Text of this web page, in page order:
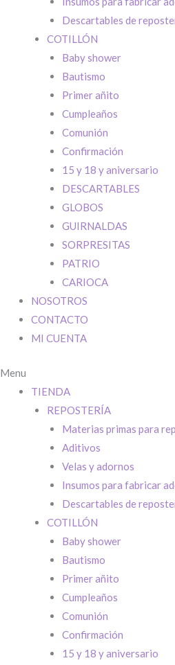
Descartables de
COTILLÓN
Baby shower
Bautismo
Primer añito
Cumpleaños
Comunión
Confirmación
15 y 18 y aniversario
DESCARTABLES
GLOBOS
GUIRNALDAS
SORPRESITAS
PATRIO
CARIOCA
NOSOTROS
CONTACTO
MI CUENTA
Menu
TIENDA
REPOSTERÍA
Materias primas para
Aditivos
Velas y adornos
Insumos para fabricar
Descartables de
COTILLÓN
Baby shower
Bautismo
Primer añito
Cumpleaños
Comunión
Confirmación
15 y 18 y aniversario